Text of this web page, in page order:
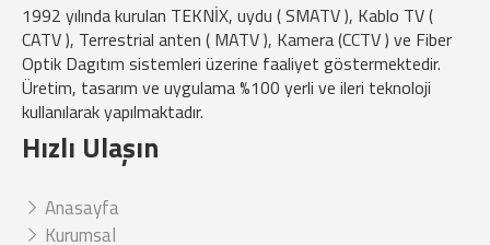
1992 yılında kurulan TEKNİX, uydu ( SMATV ), Kablo TV (
CATV ), Terrestrial anten ( MATV ), Kamera (CCTV ) ve Fiber
Optik Dagıtım sistemleri üzerine faaliyet göstermektedir.
Üretim, tasarım ve uygulama %100 yerli ve ileri teknoloji
kullanılarak yapılmaktadır.
Hızlı Ulaşın
Anasayfa
Kurumsal